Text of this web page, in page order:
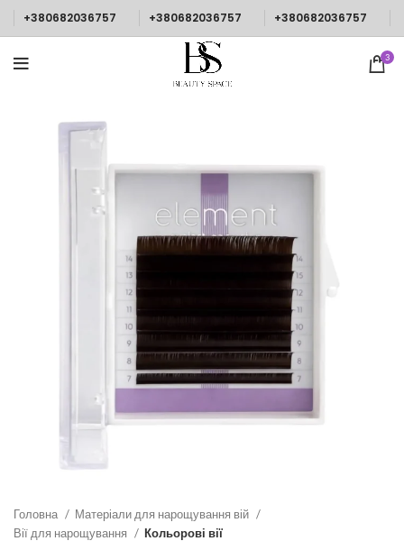
+380682036757 +380682036757 +380682036757
3
Головна
Матеріали для нарощування вій
Вії для нарощування
Кольорові вії